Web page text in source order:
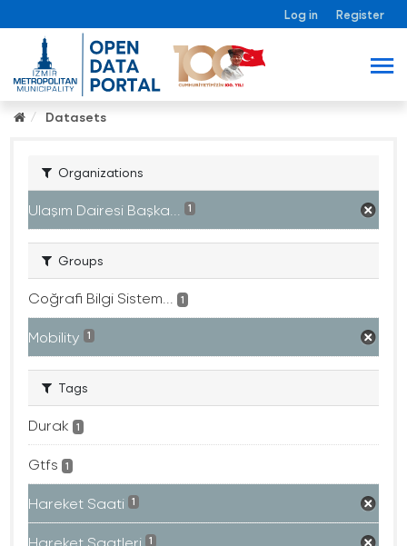
Log in Register
Datasets
Organizations
Ulaşım Dairesi Başka... 1
Groups
Coğrafi Bilgi Sistem... 1
Mobility 1
Tags
Durak 1
Gtfs 1
Hareket Saati 1
Hareket Saatleri 1